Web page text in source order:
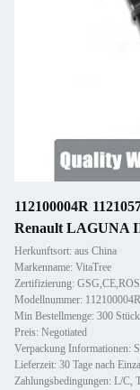
112100004R
Renault LAGUNA
Herkunftsort: aus China
Markenname: VitaTree
Zertifizierung:
Modellnummer:
Min Bestellmenge: 300 Stück
Preis: Negotiated
Verpackung Informationen:
Lieferzeit: 30 Tage nach
Zahlungsbedingungen: L/C,